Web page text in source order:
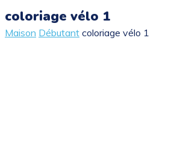
coloriage vélo 1
Maison Débutant coloriage vélo 1